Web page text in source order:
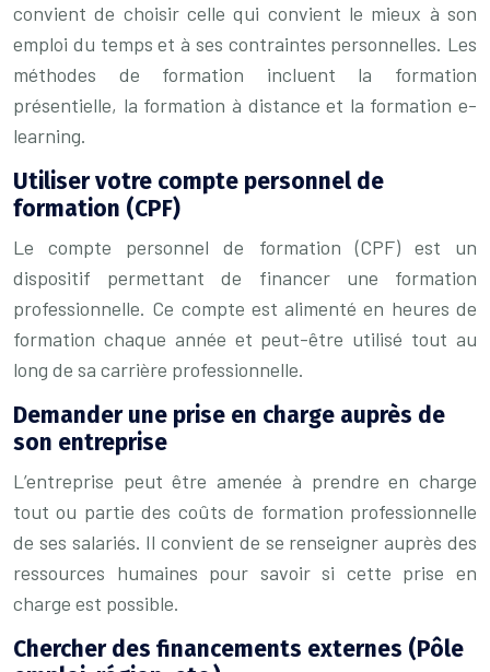
convient de choisir celle qui convient le mieux à son
emploi du temps et à ses contraintes personnelles. Les
méthodes de formation incluent la formation
présentielle, la formation à distance et la formation e-
learning.
Utiliser votre compte personnel de
formation (CPF)
Le compte personnel de formation (CPF) est un
dispositif permettant de financer une formation
professionnelle. Ce compte est alimenté en heures de
formation chaque année et peut-être utilisé tout au
long de sa carrière professionnelle.
Demander une prise en charge auprès de
son entreprise
L’entreprise peut être amenée à prendre en charge
tout ou partie des coûts de formation professionnelle
de ses salariés. Il convient de se renseigner auprès des
ressources humaines pour savoir si cette prise en
charge est possible.
Chercher des financements externes (Pôle